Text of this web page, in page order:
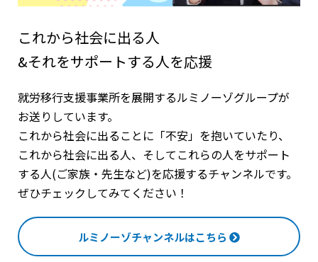
これから社会に出る人
&それをサポートする人を応援
就労移行支援事業所を展開するルミノーゾグループが
お送りしています。
これから社会に出ることに「不安」を抱いていたり、
これから社会に出る人、そしてこれらの人をサポート
する人(ご家族・先生など)を応援するチャンネルです。
ぜひチェックしてみてください！
ルミノーゾチャンネルはこちら